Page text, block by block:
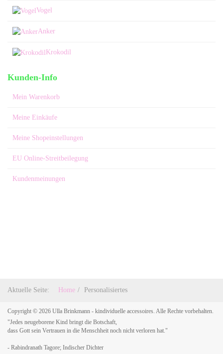
Vogel
Anker
Krokodil
Kunden-Info
Mein Warenkorb
Meine Einkäufe
Meine Shopeinstellungen
EU Online-Streitbeilegung
Kundenmeinungen
Aktuelle Seite: Home Personalisiertes
Copyright © 2026 Ulla Brinkmann - kindividuelle accessoires. Alle Rechte vorbehalten.
"Jedes neugeborene Kind bringt die Botschaft,
dass Gott sein Vertrauen in die Menschheit noch nicht verloren hat."
- Rabindranath Tagore; Indischer Dichter